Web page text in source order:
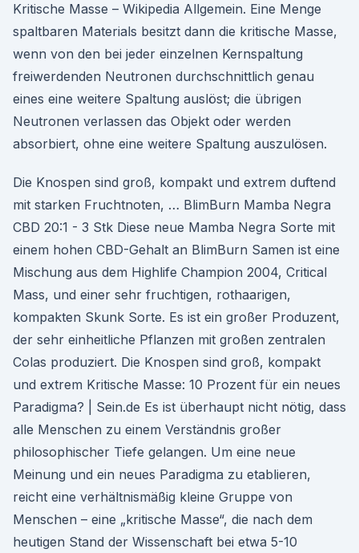
Kritische Masse – Wikipedia Allgemein. Eine Menge
spaltbaren Materials besitzt dann die kritische Masse,
wenn von den bei jeder einzelnen Kernspaltung
freiwerdenden Neutronen durchschnittlich genau
eines eine weitere Spaltung auslöst; die übrigen
Neutronen verlassen das Objekt oder werden
absorbiert, ohne eine weitere Spaltung auszulösen.
Die Knospen sind groß, kompakt und extrem duftend
mit starken Fruchtnoten, … BlimBurn Mamba Negra
CBD 20:1 - 3 Stk Diese neue Mamba Negra Sorte mit
einem hohen CBD-Gehalt an BlimBurn Samen ist eine
Mischung aus dem Highlife Champion 2004, Critical
Mass, und einer sehr fruchtigen, rothaarigen,
kompakten Skunk Sorte. Es ist ein großer Produzent,
der sehr einheitliche Pflanzen mit großen zentralen
Colas produziert. Die Knospen sind groß, kompakt
und extrem Kritische Masse: 10 Prozent für ein neues
Paradigma? | Sein.de Es ist überhaupt nicht nötig, dass
alle Menschen zu einem Verständnis großer
philosophischer Tiefe gelangen. Um eine neue
Meinung und ein neues Paradigma zu etablieren,
reicht eine verhältnismäßig kleine Gruppe von
Menschen – eine „kritische Masse“, die nach dem
heutigen Stand der Wissenschaft bei etwa 5-10